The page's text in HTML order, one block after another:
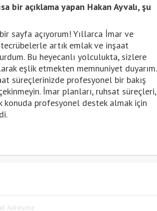
bir açıklama yapan Hakan Ayvalı, şu
sayfa açıyorum! Yıllarca İmar ve
artık emlak ve inşaat
Bu heyecanlı yolculukta, sizlere
eşlik etmekten memnuniyet duyarım.
süreçlerinizde profesyonel bir bakış
İmar planları, ruhsat süreçleri,
konuda profesyonel destek almak için
1 2